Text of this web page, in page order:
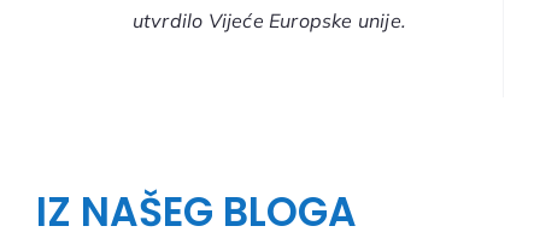
utvrdilo Vijeće Europske unije.
IZ NAŠEG BLOGA